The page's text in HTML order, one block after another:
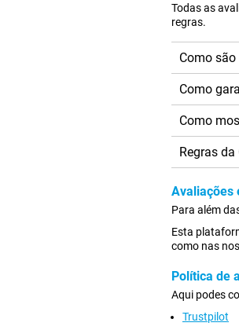
Todas as
regras.
Como
Como
Como
Regras da
Avaliações
Para além
Esta
como nas
Política de
Aqui podes
Trustpilot